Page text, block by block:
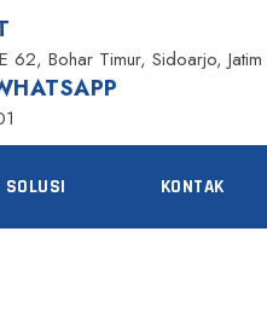
62, Bohar Timur, Sidoarjo, Jatim
SOLUSI KONTAK